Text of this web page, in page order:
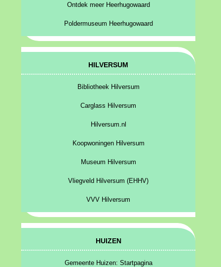
Ontdek meer Heerhugowaard
Poldermuseum Heerhugowaard
HILVERSUM
Bibliotheek Hilversum
Carglass Hilversum
Hilversum.nl
Koopwoningen Hilversum
Museum Hilversum
Vliegveld Hilversum (EHHV)
VVV Hilversum
HUIZEN
Gemeente Huizen: Startpagina